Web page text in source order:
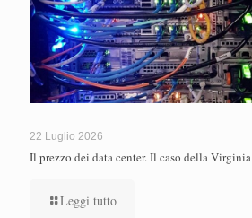
22 Luglio 2026
Il prezzo dei data center. Il caso della Virginia
Leggi tutto